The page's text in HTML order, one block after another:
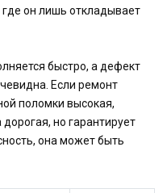
он лишь откладывает
быстро, а дефект
Если ремонт
поломки высокая,
но гарантирует
она может быть